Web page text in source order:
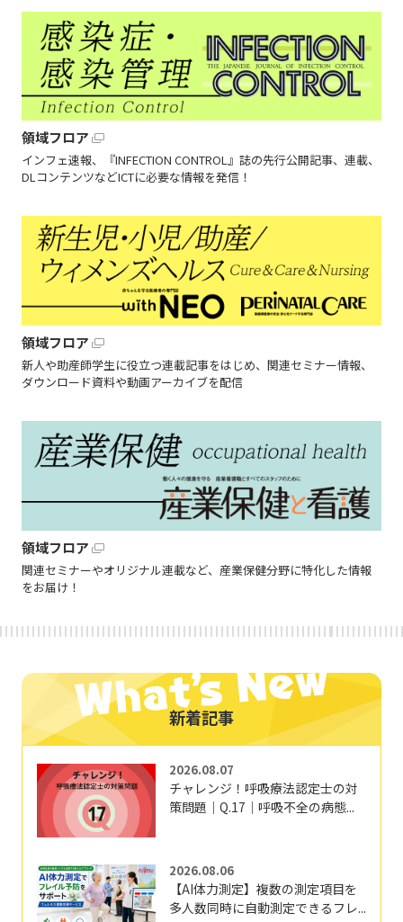
領域フロア
インフェ速報、『INFECTION CONTROL』誌の先行公開記事、連載、
DLコンテンツなどICTに必要な情報を発信！
領域フロア
新人や助産師学生に役立つ連載記事をはじめ、関連セミナー情報、
ダウンロード資料や動画アーカイブを配信
領域フロア
関連セミナーやオリジナル連載など、産業保健分野に特化した情報
をお届け！
新着記事
2026.08.07
チャレンジ！呼吸療法認定士の対
策問題｜Q.17｜呼吸不全の病態...
2026.08.06
【AI体力測定】複数の測定項目を
多人数同時に自動測定できるフレ...